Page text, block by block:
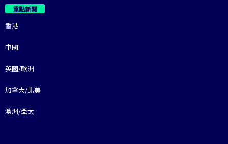
重點新聞
香港
中國
英國/歐洲
加拿大/北美
澳洲/亞太